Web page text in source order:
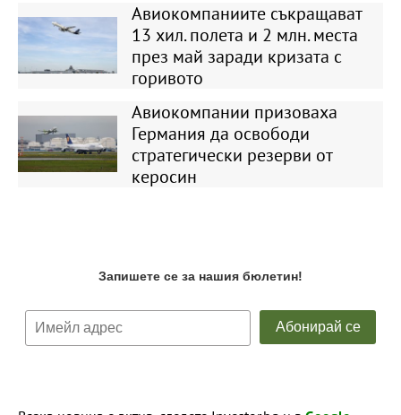
Авиокомпаниите съкращават
13 хил. полета и 2 млн. места
през май заради кризата с
горивото
Авиокомпании призоваха
Германия да освободи
стратегически резерви от
керосин